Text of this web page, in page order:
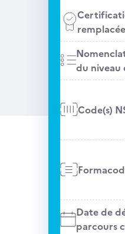
du niveau
Code(s)
Date de
parcours